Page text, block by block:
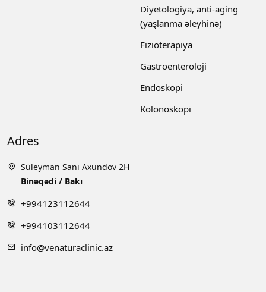
Diyetologiya, anti-aging
(yaşlanma əleyhinə)
Fizioterapiya
Gastroenteroloji
Endoskopi
Kolonoskopi
Adres
Süleyman Sani Axundov 2H
Binəqədi / Bakı
+994123112644
+994103112644
info@venaturaclinic.az